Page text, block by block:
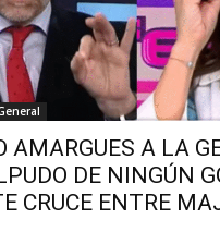
AMARGUES A LA
DE NINGÚN
CRUCE ENTRE